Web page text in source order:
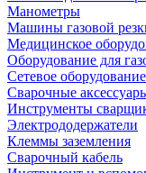
Манометры
Машины газовой
Медицинское
Оборудование для
Сетевое оборудование
Сварочные
Инструменты
Электрододержатели
Клеммы заземления
Сварочный кабель